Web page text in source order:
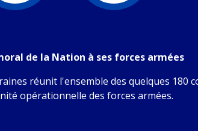
de la Nation à ses forces armées
réunit l'ensemble des quelques 180
opérationnelle des forces armées.